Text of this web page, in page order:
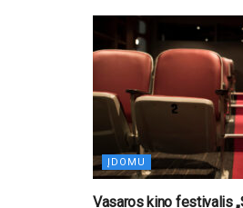
ĮDOMU
Vasaros kino festivalis